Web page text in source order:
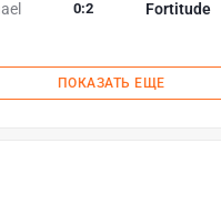
Fortitude
0:2
ПОКАЗАТЬ ЕЩЕ